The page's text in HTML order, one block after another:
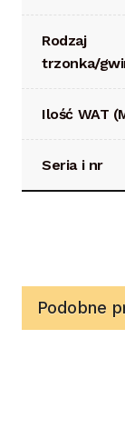
Rodzaj
trzonka/
Ilość WAT
Seria i nr
Podobne